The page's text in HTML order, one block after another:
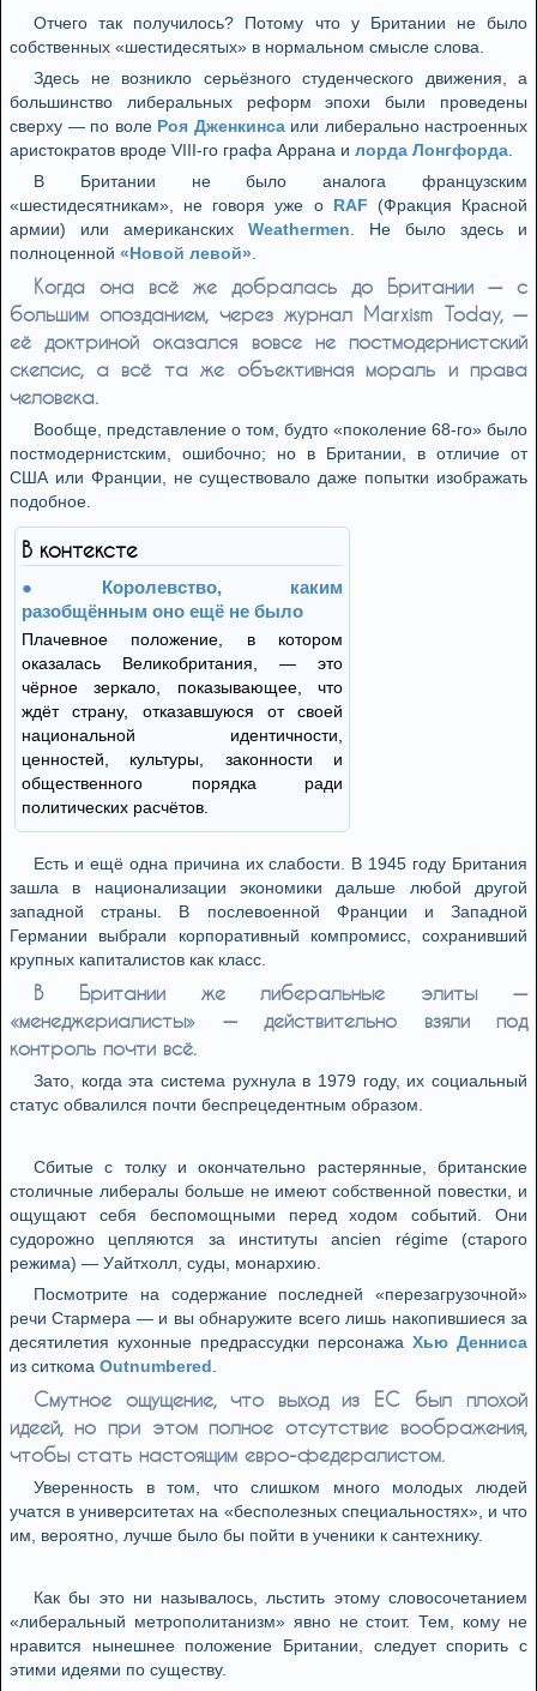
Отчего так получилось? Потому что у Британии не было
собственных «шестидесятых» в нормальном смысле слова.
Здесь не возникло серьёзного студенческого движения, а
большинство либеральных реформ эпохи были проведены
сверху — по воле Роя Дженкинсаили либерально настроенных
аристократов вроде VIII-го графа Аррана и лорда Лонгфорда
В Британии не было аналога французским
«шестидесятникам», не говоря уже о RAF (Фракция Красной
армии) или американских Weathermen . Не было здесь и
полноценной «Новой левой»
Когда она всё же добралась до Британии — с
большим опозданием, через журнал Marxism Today, —
её доктриной оказался вовсе не постмодернистский
скепсис, а всё та же объективная мораль и права
человека.
Вообще, представление о том, будто «поколение 68-го» было
постмодернистским, ошибочно; но в Британии, в отличие от
США или Франции, не существовало даже попытки изображать
подобное.
В контексте
Королевство, каким
разобщённым оно ещё не было
Плачевное положение, в котором
оказалась Великобритания, — это
чёрное зеркало, показывающее, что
ждёт страну, отказавшуюся от своей
национальной идентичности,
ценностей, культуры, законности и
общественного порядка ради
политических расчётов.
Есть и ещё одна причина их слабости. В 1945 году Британия
зашла в национализации экономики дальше любой другой
западной страны. В послевоенной Франции и Западной
Германии выбрали корпоративный компромисс, сохранивший
крупных капиталистов как класс.
В Британии же либеральные элиты —
«менеджериалисты» — действительно взяли под
контроль почти всё.
Зато, когда эта система рухнула в 1979 году, их социальный
статус обвалился почти беспрецедентным образом.
Сбитые с толку и окончательно растерянные, британские
столичные либералы больше не имеют собственной повестки, и
ощущают себя беспомощными перед ходом событий. Они
судорожно цепляются за институты ancien régime (старого
режима) — Уайтхолл, суды, монархию.
Посмотрите на содержание последней «перезагрузочной»
речи Стармера — и вы обнаружите всего лишь накопившиеся за
десятилетия кухонные предрассудки персонажа Хью Денниса
из ситкома Outnumbered
Смутное ощущение, что выход из ЕС был плохой
идеей, но при этом полное отсутствие воображения,
чтобы стать настоящим евро-федералистом.
Уверенность в том, что слишком много молодых людей
учатся в университетах на «бесполезных специальностях», и что
им, вероятно, лучше было бы пойти в ученики к сантехнику.
Как бы это ни называлось, льстить этому словосочетанием
«либеральный метрополитанизм» явно не стоит. Тем, кому не
нравится нынешнее положение Британии, следует спорить с
этими идеями по существу.